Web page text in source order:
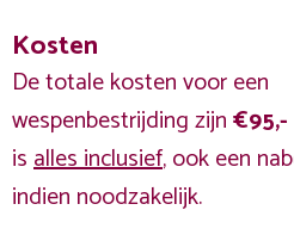
Kosten
De totale kosten voor een
wespenbestrijding zijn€95,-
isalles inclusief, ook een
indien noodzakelijk.